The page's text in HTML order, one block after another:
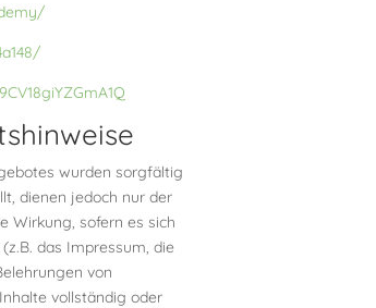
wurden sorgfältig
dienen jedoch nur der
Wirkung, sofern es sich
das Impressum, die
von
vollständig oder